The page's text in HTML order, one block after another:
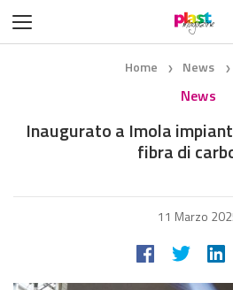
Home ❯ News ❯
News
Inaugurato a Imola
fibra di
11 Marzo